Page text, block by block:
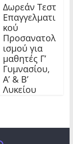
Δωρεάν Τεστ
Επαγγελματι
κού
Προσανατολ
ισμού για
μαθητές Γ’
Γυμνασίου,
Α’ & Β’
Λυκείου